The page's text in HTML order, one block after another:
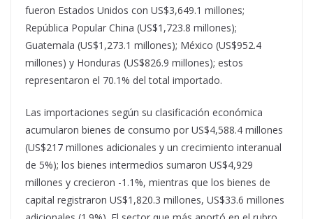
fueron Estados Unidos con US$3,649.1 millones;
República Popular China (US$1,723.8 millones);
Guatemala (US$1,273.1 millones); México (US$952.4
millones) y Honduras (US$826.9 millones); estos
representaron el 70.1% del total importado.
Las importaciones según su clasificación económica
acumularon bienes de consumo por US$4,588.4 millones
(US$217 millones adicionales y un crecimiento interanual
de 5%); los bienes intermedios sumaron US$4,929
millones y crecieron -1.1%, mientras que los bienes de
capital registraron US$1,820.3 millones, US$33.6 millones